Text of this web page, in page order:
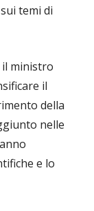
temi di
il ministro
il
della
nelle
e lo